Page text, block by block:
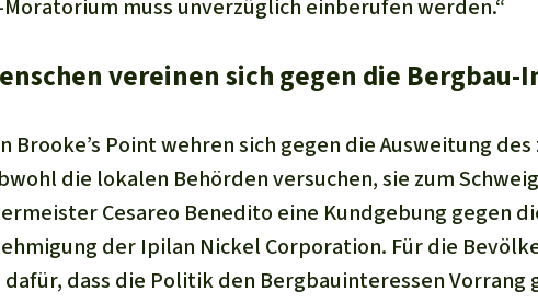
muss unverzüglich einberufen werden.“
vereinen sich gegen die Bergbau-
Brooke’s Point wehren sich gegen die Ausweitung
die lokalen Behörden versuchen, sie zum
Cesareo Benedito eine Kundgebung gegen
der Ipilan Nickel Corporation. Für die
dass die Politik den Bergbauinteressen Vorrang